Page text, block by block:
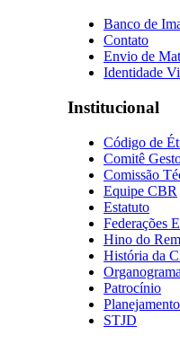
Banco de
Contato
Envio de
Identidade
Institucional
Código de
Comitê
Comissão
Equipe CBR
Estatuto
Federações
Hino do
História da
Patrocínio
STJD